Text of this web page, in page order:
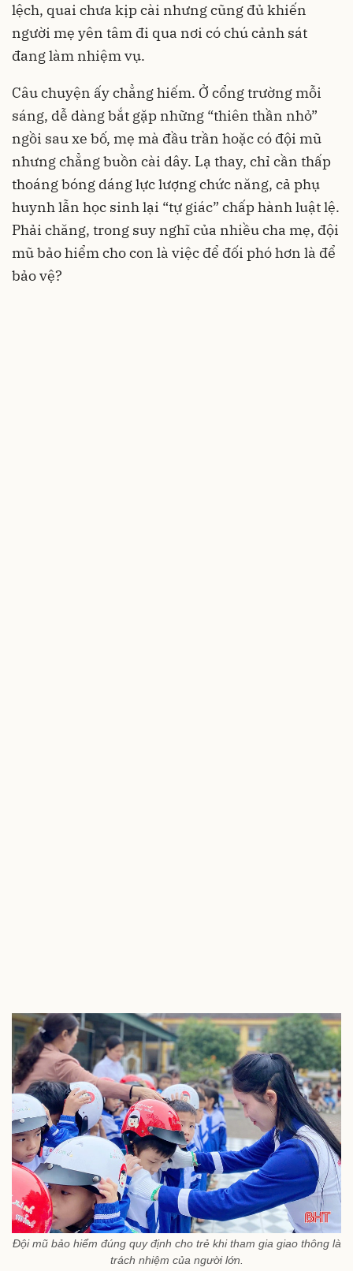
lệch, quai chưa kịp cài nhưng cũng đủ khiến
người mẹ yên tâm đi qua nơi có chú cảnh sát
đang làm nhiệm vụ.
Câu chuyện ấy chẳng hiếm. Ở cổng trường mỗi
sáng, dễ dàng bắt gặp những “thiên thần nhỏ”
ngồi sau xe bố, mẹ mà đầu trần hoặc có đội mũ
nhưng chẳng buồn cài dây. Lạ thay, chỉ cần thấp
thoáng bóng dáng lực lượng chức năng, cả phụ
huynh lẫn học sinh lại “tự giác” chấp hành luật lệ.
Phải chăng, trong suy nghĩ của nhiều cha mẹ, đội
mũ bảo hiểm cho con là việc để đối phó hơn là để
bảo vệ?
Đội mũ bảo hiểm đúng quy định cho trẻ khi tham gia giao thông là
trách nhiệm của người lớn.